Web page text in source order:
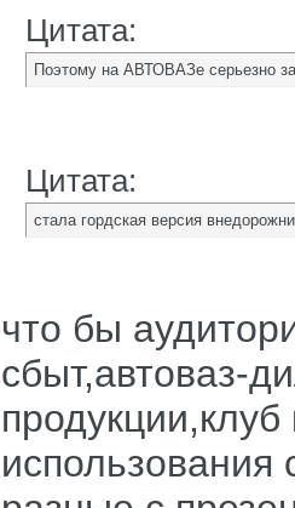
Цитата:
Поэтому на АВТОВАЗе серьезно
Цитата:
стала гордская версия
что бы
сбыт,автоваз-